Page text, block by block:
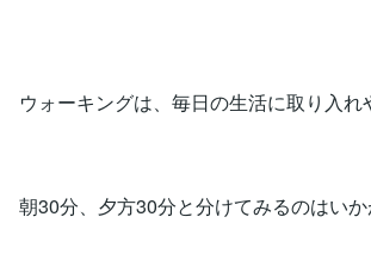
ウォーキングは、毎日の生活に取り入れ
朝30分、夕方30分と分けてみるのはい